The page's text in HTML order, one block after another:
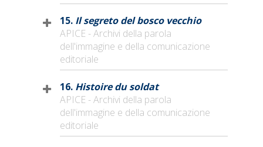
15. Il segreto del bosco vecchio
APICE - Archivi della parola
dell'immagine e della comunicazione
editoriale
16. Histoire du soldat
APICE - Archivi della parola
dell'immagine e della comunicazione
editoriale